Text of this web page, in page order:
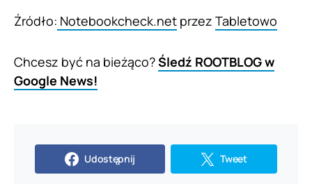
Źródło: Notebookcheck.net przez Tabletowo
Chcesz być na bieżąco?Śledź ROOTBLOG w
Google News!
Udostępnij Tweet